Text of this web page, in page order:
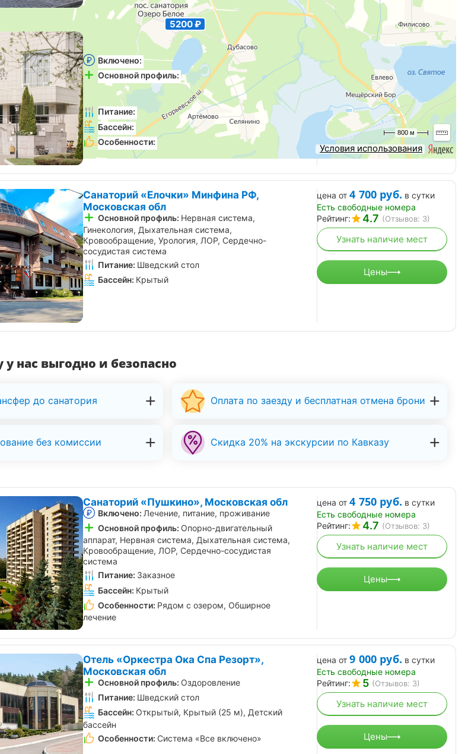
Условия использования
800 м
5200 ₽
Санаторий «Истра Резорт», Московская
Включено: Лечение, питание, проживание
Основной профиль: ЛОР, Гинекология, Мать и
дитя, Нервная система, Кровообращение, Сердечно-
сосудистая система, Дыхательная система
Питание:
Шведский стол
Бассейн:
Крытый (25 м)
Особенности: Детский бассейн, Своя территория
цена от 14 100 руб.
в сутки
Есть свободные номера
Рейтинг:
3.7 (Отзывов: 3)
Узнать наличие мест
Цены
Санаторий «Елочки» Минфина РФ,
Московская обл
Основной профиль: Нервная система,
Гинекология, Дыхательная система,
Кровообращение, Урология, ЛОР, Сердечно-
сосудистая система
Питание: Шведский стол
Бассейн: Крытый
цена от 4 700 руб. в сутки
Есть свободные номера
Рейтинг:
4.7 (Отзывов: 3)
Узнать наличие мест
Цены
у нас выгодно и безопасно
до санатория
без комиссии
Оплата по заезду и бесплатная отмена брони
Скидка 20% на экскурсии по Кавказу
Санаторий «Пушкино», Московская обл
Включено: Лечение, питание, проживание
Основной профиль: Опорно-двигательный
аппарат, Нервная система, Дыхательная система,
Кровообращение, ЛОР, Сердечно-сосудистая
система
Питание: Заказное
Бассейн: Крытый
Особенности: Рядом с озером, Обширное
лечение
цена от 4 750 руб. в сутки
Есть свободные номера
Рейтинг:
4.7 (Отзывов: 3)
Узнать наличие мест
Цены
Отель «Оркестра Ока Спа Резорт»,
Московская обл
Основной профиль: Оздоровление
Питание: Шведский стол
Бассейн: Открытый, Крытый (25 м), Детский
бассейн
Особенности: Система «Все включено»
цена от 9 000 руб. в сутки
Есть свободные номера
Рейтинг:
5 (Отзывов: 3)
Узнать наличие мест
Цены